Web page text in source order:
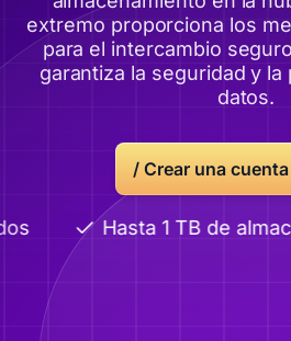
extremo proporciona los
para el intercambio
garantiza la seguridad y
datos.
/ Crear una
Hasta 1 TB de